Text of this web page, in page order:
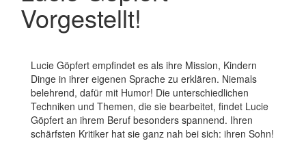
Vorgestellt!
Lucie Göpfert empfindet es als ihre Mission, Kindern
Dinge in ihrer eigenen Sprache zu erklären. Niemals
belehrend, dafür mit Humor! Die unterschiedlichen
Techniken und Themen, die sie bearbeitet, findet Lucie
Göpfert an ihrem Beruf besonders spannend. Ihren
schärfsten Kritiker hat sie ganz nah bei sich: ihren Sohn!